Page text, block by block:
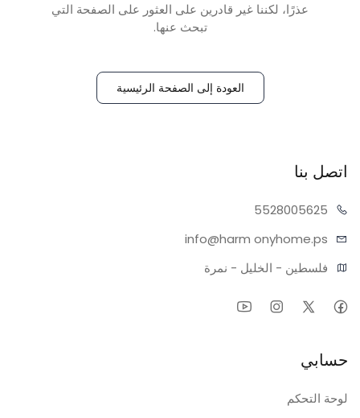
عذرًا، لكننا غير قادرين على العثور على الصفحة التي
تبحث عنها.
العودة إلى الصفحة الرئيسية
اتصل بنا
05625
55280
info@harm onyhome.ps
فلسطين - الخليل - نمرة
حسابي
لوحة التحكم